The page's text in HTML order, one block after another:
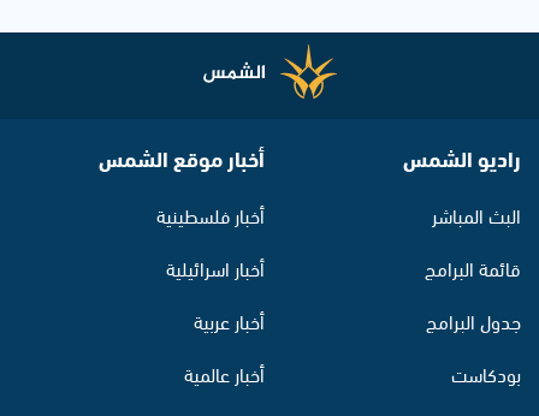
راديو الشمس
البث المباشر
قائمة البرامج
جدول البرامج
بودكاست
أخبار موقع الشمس
أخبار فلسطينية
أخبار اسرائيلية
أخبار عربية
أخبار عالمية